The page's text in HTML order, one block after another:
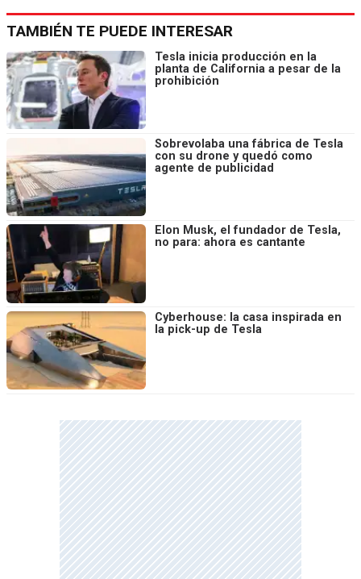
TAMBIÉN TE PUEDE INTERESAR
Tesla inicia producción en la
planta de California a pesar de la
prohibición
Sobrevolaba una fábrica de Tesla
con su drone y quedó como
agente de publicidad
Elon Musk, el fundador de Tesla,
no para: ahora es cantante
Cyberhouse: la casa inspirada en
la pick-up de Tesla